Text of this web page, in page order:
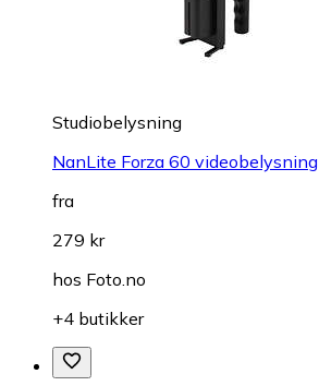
Studiobelysning
NanLite Forza 60 videobelysning
fra
279 kr
hos Foto.no
+4 butikker